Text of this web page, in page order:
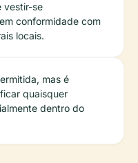
vestir-se
conformidade com
locais.
mas é
quaisquer
dentro do